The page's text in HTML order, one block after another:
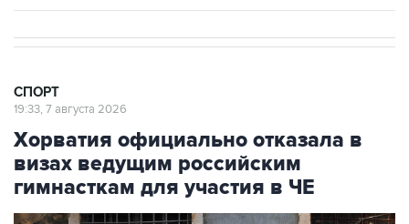
СПОРТ
19:33, 7 августа 2026
Хорватия официально отказала в
визах ведущим российским
гимнасткам для участия в ЧЕ